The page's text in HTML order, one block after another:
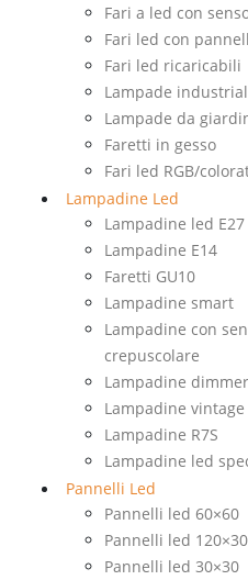
Fari a led con
Fari led con
Fari led ricaricabili
Lampade
Lampade da
Faretti in gesso
Fari led RGB/
Lampadine Led
Lampadine led E27
Lampadine E14
Faretti GU10
Lampadine smart
Lampadine con
crepuscolare
Lampadine
Lampadine vintage
Lampadine R7S
Lampadine led
Pannelli Led
Pannelli led 60×60
Pannelli led 120×30
Pannelli led 30×30